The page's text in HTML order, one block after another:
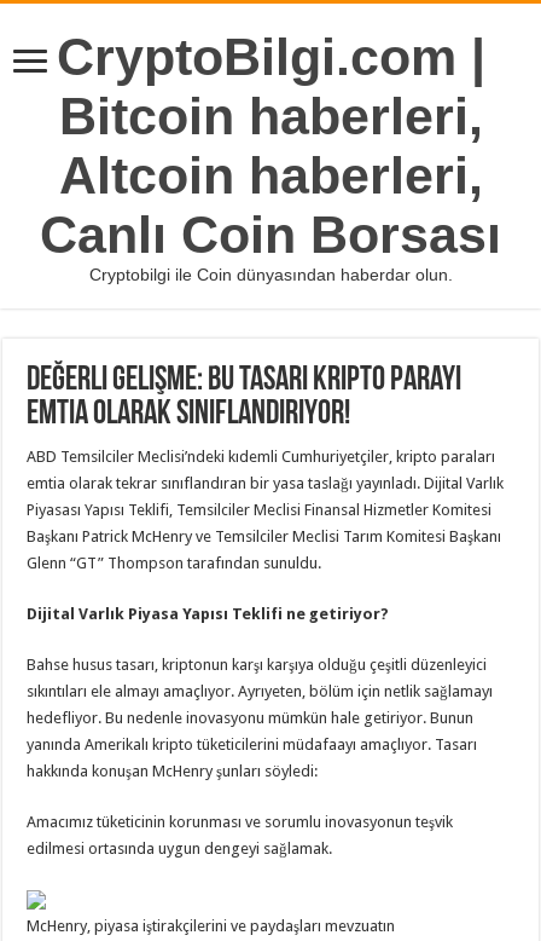
CryptoBilgi.com |
Bitcoin haberleri,
Altcoin haberleri,
Canlı Coin Borsası
Cryptobilgi ile Coin dünyasından haberdar olun.
Değerli Gelişme: Bu Tasarı Kripto Parayı
Emtia Olarak Sınıflandırıyor!
ABD Temsilciler Meclisi’ndeki kıdemli Cumhuriyetçiler, kripto paraları
emtia olarak tekrar sınıflandıran bir yasa taslağı yayınladı. Dijital Varlık
Piyasası Yapısı Teklifi, Temsilciler Meclisi Finansal Hizmetler Komitesi
Başkanı Patrick McHenry ve Temsilciler Meclisi Tarım Komitesi Başkanı
Glenn “GT” Thompson tarafından sunuldu.
Dijital Varlık Piyasa Yapısı Teklifi ne getiriyor?
Bahse husus tasarı, kriptonun karşı karşıya olduğu çeşitli düzenleyici
sıkıntıları ele almayı amaçlıyor. Ayrıyeten, bölüm için netlik sağlamayı
hedefliyor. Bu nedenle inovasyonu mümkün hale getiriyor. Bunun
yanında Amerikalı kripto tüketicilerini müdafaayı amaçlıyor. Tasarı
hakkında konuşan McHenry şunları söyledi:
Amacımız tüketicinin korunması ve sorumlu inovasyonun teşvik
edilmesi ortasında uygun dengeyi sağlamak.
McHenry, piyasa iştirakçilerini ve paydaşları mevzuatın